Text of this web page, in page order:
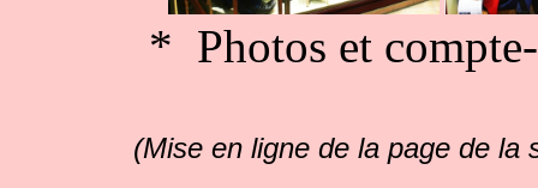
* Photos et
(Mise en ligne de la page de la